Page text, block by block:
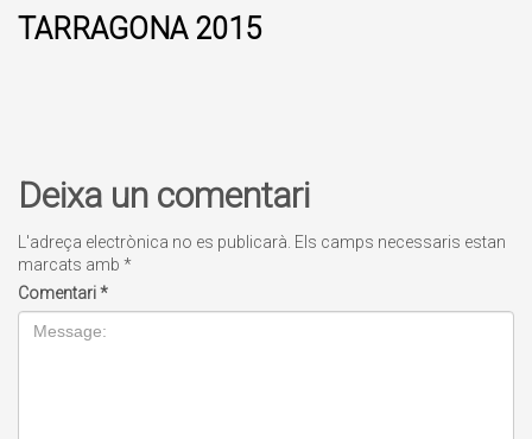
TARRAGONA 2015
Deixa un comentari
L'adreça electrònica no es publicarà. Els camps necessaris estan
marcats amb *
Comentari*